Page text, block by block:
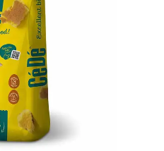
Saka ve Doğa Kuşu
Yemleri
Güvercin Yemleri
Kumlar
Mamalar
Krakerler
Kalamar Kemiği ve Gaga
Taşları